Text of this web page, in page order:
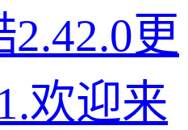
更
欢迎来